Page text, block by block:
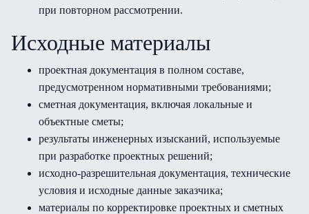
при повторном рассмотрении.
Исходные материалы
проектная документация в полном составе,
предусмотренном нормативными требованиями;
сметная документация, включая локальные и
объектные сметы;
результаты инженерных изысканий, используемые
при разработке проектных решений;
исходно-разрешительная документация, технические
условия и исходные данные заказчика;
материалы по корректировке проектных и сметных